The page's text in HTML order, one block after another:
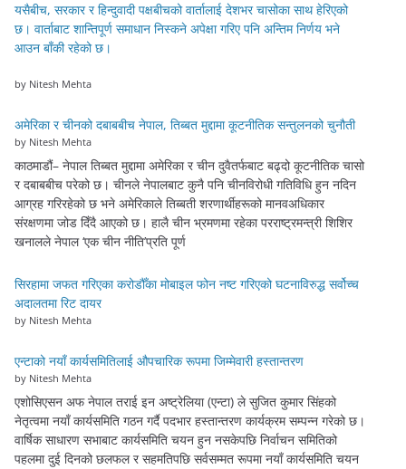
यसैबीच, सरकार र हिन्दुवादी पक्षबीचको वार्तालाई देशभर चासोका साथ हेरिएको
छ। वार्ताबाट शान्तिपूर्ण समाधान निस्कने अपेक्षा गरिए पनि अन्तिम निर्णय भने
आउन बाँकी रहेको छ।
by Nitesh Mehta
अमेरिका र चीनको दबाबबीच नेपाल, तिब्बत मुद्दामा कूटनीतिक सन्तुलनको चुनौती
by Nitesh Mehta
काठमाडौं– नेपाल तिब्बत मुद्दामा अमेरिका र चीन दुवैतर्फबाट बढ्दो कूटनीतिक चासो
र दबाबबीच परेको छ। चीनले नेपालबाट कुनै पनि चीनविरोधी गतिविधि हुन नदिन
आग्रह गरिरहेको छ भने अमेरिकाले तिब्बती शरणार्थीहरूको मानवअधिकार
संरक्षणमा जोड दिँदै आएको छ। हालै चीन भ्रमणमा रहेका परराष्ट्रमन्त्री शिशिर
खनालले नेपाल ‘एक चीन नीति’प्रति पूर्ण
सिरहामा जफत गरिएका करोडौँका मोबाइल फोन नष्ट गरिएको घटनाविरुद्ध सर्वोच्च
अदालतमा रिट दायर
by Nitesh Mehta
एन्टाको नयाँ कार्यसमितिलाई औपचारिक रूपमा जिम्मेवारी हस्तान्तरण
by Nitesh Mehta
एशोसिएसन अफ नेपाल तराई इन अष्ट्रेलिया (एन्टा) ले सुजित कुमार सिंहको
नेतृत्वमा नयाँ कार्यसमिति गठन गर्दै पदभार हस्तान्तरण कार्यक्रम सम्पन्न गरेको छ।
वार्षिक साधारण सभाबाट कार्यसमिति चयन हुन नसकेपछि निर्वाचन समितिको
पहलमा दुई दिनको छलफल र सहमतिपछि सर्वसम्मत रूपमा नयाँ कार्यसमिति चयन